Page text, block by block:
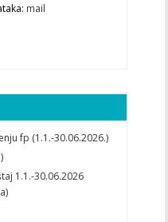
mail
fp (1.1.-30.06.2026.)
1.1.-30.06.2026